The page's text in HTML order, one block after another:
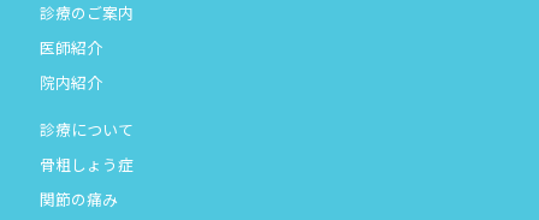
診療のご案内
医師紹介
院内紹介
診療について
骨粗しょう症
関節の痛み